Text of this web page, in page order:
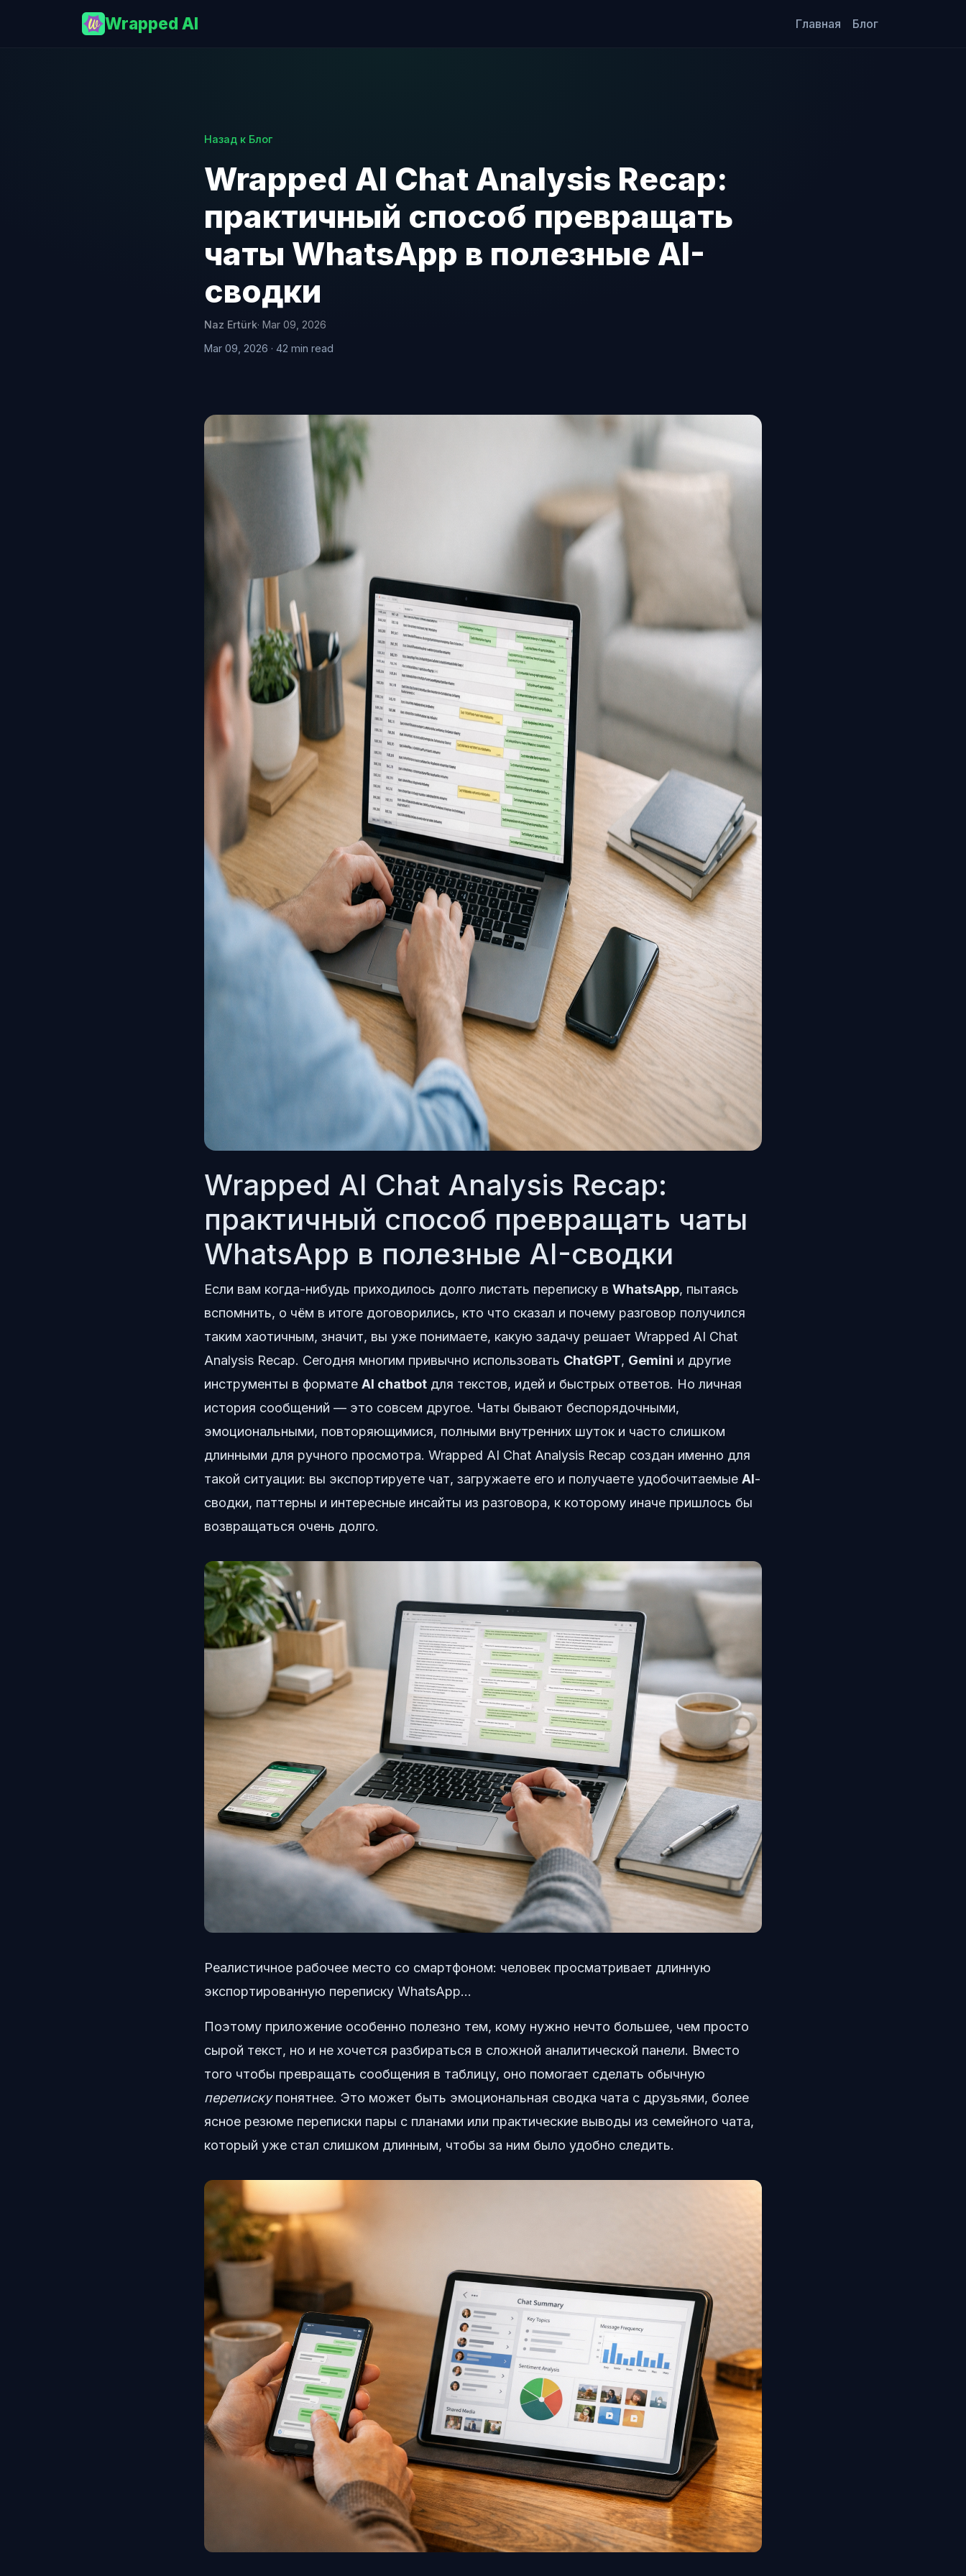
Wrapped AI Главная Блог
Назад к Блог
Wrapped AI Chat Analysis Recap:
практичный способ превращать
чаты WhatsApp в полезные AI-
сводки
Naz Ertürk· Mar 09, 2026
Mar 09, 2026 · 42 min read
Wrapped AI Chat Analysis Recap:
практичный способ превращать чаты
WhatsApp в полезные AI-сводки
Если вам когда-нибудь приходилось долго листать переписку в WhatsApp, пытаясь
вспомнить, о чём в итоге договорились, кто что сказал и почему разговор получился
таким хаотичным, значит, вы уже понимаете, какую задачу решает Wrapped AI Chat
Analysis Recap. Сегодня многим привычно использовать ChatGPT, Gemini и другие
инструменты в формате AI chatbot для текстов, идей и быстрых ответов. Но личная
история сообщений — это совсем другое. Чаты бывают беспорядочными,
эмоциональными, повторяющимися, полными внутренних шуток и часто слишком
длинными для ручного просмотра. Wrapped AI Chat Analysis Recap создан именно для
такой ситуации: вы экспортируете чат, загружаете его и получаете удобочитаемые AI-
сводки, паттерны и интересные инсайты из разговора, к которому иначе пришлось бы
возвращаться очень долго.
Реалистичное рабочее место со смартфоном: человек просматривает длинную
экспортированную переписку WhatsApp...
Поэтому приложение особенно полезно тем, кому нужно нечто большее, чем просто
сырой текст, но и не хочется разбираться в сложной аналитической панели. Вместо
того чтобы превращать сообщения в таблицу, оно помогает сделать обычную
перепискупонятнее. Это может быть эмоциональная сводка чата с друзьями, более
ясное резюме переписки пары с планами или практические выводы из семейного чата,
который уже стал слишком длинным, чтобы за ним было удобно следить.